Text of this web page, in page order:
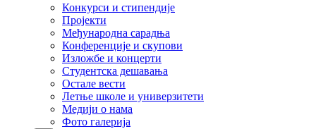
Конкурси и стипендије
Пројекти
Међународна сарадња
Конференције и скупови
Изложбе и концерти
Студентска дешавања
Остале вести
Летње школе и универзитети
Медији о нама
Фото галерија